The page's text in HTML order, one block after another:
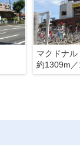
約1309m